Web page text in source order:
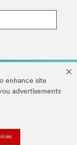
enhance site
advertisements